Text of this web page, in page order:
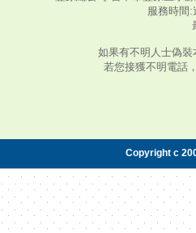
服務時間:
如果有不明人士偽
若您接獲不明電話
Copyright c